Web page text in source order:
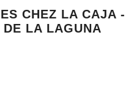
CHEZ LA CAJA -
LA LAGUNA